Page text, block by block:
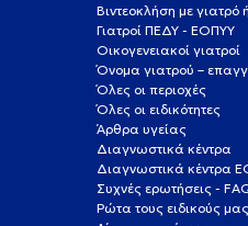
Βιντεοκλήση με
Γιατροί ΠΕΔΥ - ΕΟΠΥΥ
Οικογενειακοί γιατροί
Όνομα γιατρού –
Όλες οι περιοχές
Όλες οι ειδικότητες
Άρθρα υγείας
Διαγνωστικά κέντρα
Διαγνωστικά κέντρα
Συχνές ερωτήσεις -
Ρώτα τους ειδικούς μας